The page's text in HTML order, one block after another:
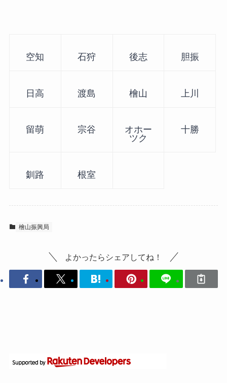
空知 石狩 後志 胆振
日高 渡島 檜山 上川
留萌 宗谷
オホー
ツク
十勝
釧路 根室
檜山振興局
よかったらシェアしてね！